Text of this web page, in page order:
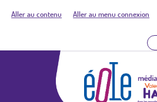
Aller au contenu Aller au menu connexion